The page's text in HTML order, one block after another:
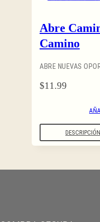
Abre
Camino
ABRE NUEVAS
$11.99